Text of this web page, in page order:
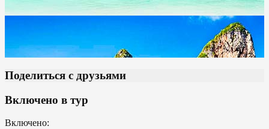
Поделиться с друзьями
Включено в тур
Включено: